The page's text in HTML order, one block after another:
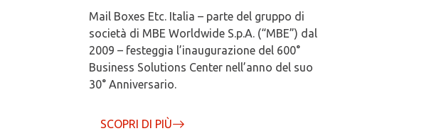
Mail Boxes Etc. Italia – parte del gruppo di
società di MBE Worldwide S.p.A. (“MBE”) dal
2009 – festeggia l’inaugurazione del 600°
Business Solutions Center nell’anno del suo
30° Anniversario.
SCOPRI DI PIÙ